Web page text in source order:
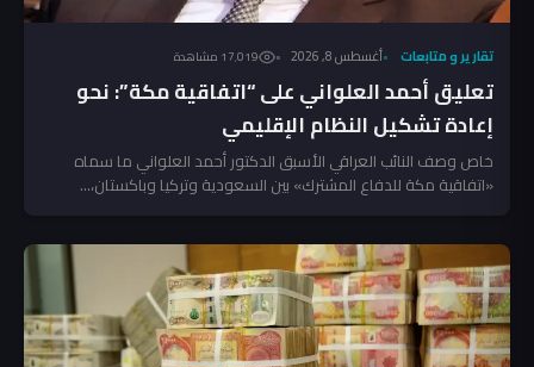
تقارير و متابعات أغسطس 8, 2026 17٬019 مشاهدة
تعليق أحمد العلواني على “اتفاقية مكة”: نحو
إعادة تشكيل النظام الإقليمي
خاص وصف النائب العراقي الأسبق الدكتور أحمد العلواني ما سماه
«اتفاقية مكة للدفاع المشترك» بين السعودية وتركيا وباكستان،...